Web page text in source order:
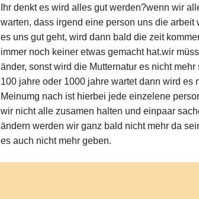
zehntausend Jahre gedauert. Vom
noch wenige Jahrtausende und
nur noch zirka ein Jahrhundert. Wir
geschafft zu überleben wir werden
bewältigen.
Ihr denkt es wird alles gut werden?wenn wir
warten, dass irgend eine person uns die arbeit
es uns gut geht, wird dann bald die zeit
immer noch keiner etwas gemacht hat.wir
änder, sonst wird die Mutternatur es nicht
100 jahre oder 1000 jahre wartet dann wird es
Meinumg nach ist hierbei jede einzelene
wir nicht alle zusamen halten und einpaar
ändern werden wir ganz bald nicht mehr da
es auch nicht mehr geben.